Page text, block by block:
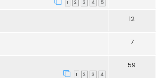
1 2 3 4 5
12
7
1 2 3 4
59